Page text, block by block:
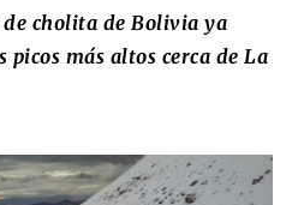
de cholita de Bolivia ya
picos más altos cerca de La